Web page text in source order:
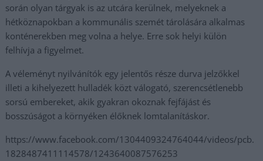
során olyan tárgyak is az utcára kerülnek, melyeknek a
hétköznapokban a kommunális szemét tárolására alkalmas
konténerekben meg volna a helye. Erre sok helyi külön
felhívja a figyelmet.
A véleményt nyilvánítók egy jelentős része durva jelzőkkel
illeti a kihelyezett hulladék közt válogató, szerencsétlenebb
sorsú embereket, akik gyakran okoznak fejfájást és
bosszúságot a környéken élőknek lomtalanításkor.
https://www.facebook.com/1304409324764044/videos/pcb.
1828487411114578/1243640087576253